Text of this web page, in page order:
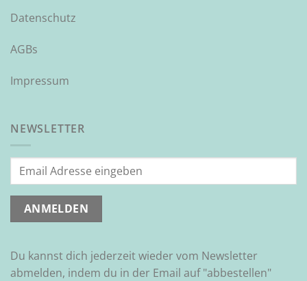
Datenschutz
AGBs
Impressum
NEWSLETTER
Du kannst dich jederzeit wieder vom Newsletter
abmelden, indem du in der Email auf "abbestellen"